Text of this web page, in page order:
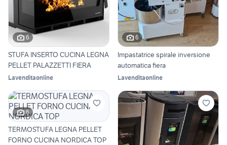
6
STUFA INSERTO CUCINA LEGNA
PELLET PALAZZETTI FIERA
Lavenditaonline
6
Impastatrice spirale inversione
automatica fiera
Lavenditaonline
6
TERMOSTUFA LEGNA PELLET
FORNO CUCINA NORDICA TOP